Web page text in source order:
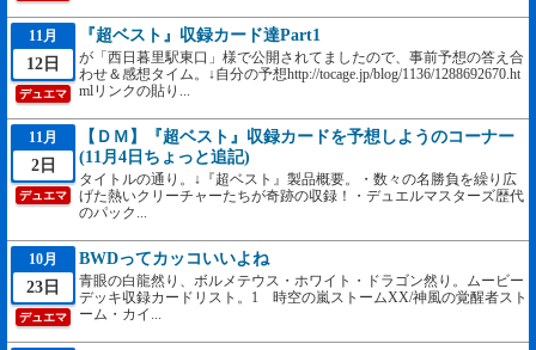
11月
12日
デュエマ
『超ベスト』収録カード達Part1
が「西日暮里駅東口」様で公開されてましたので、事前予想の答え合
わせ＆感想タイム。↓自分の予想http://tocage.jp/blog/1136/1288692670.ht
mlリンクの貼り...
11月
2日
デュエマ
【ＤＭ】『超ベスト』収録カードを予想しようのコーナー
(11月4日ちょっと追記)
タイトルの通り。↓『超ベスト』製品概要。・数々の名勝負を繰り広
げた熱いクリーチャーたちが奇跡の収録！・デュエルマスターズ歴代
のパック...
10月
23日
デュエマ
BWDってカッコいいよね
青眼の白龍然り、ボルメテウス・ホワイト・ドラゴン然り。ムービー
デッキ収録カードリスト。1 時空の嵐ストームXX/神風の覚醒者スト
ーム・カイ...